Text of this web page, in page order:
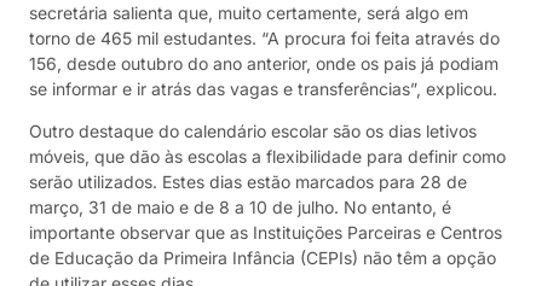
secretária salienta que, muito certamente, será algo em
torno de 465 mil estudantes. “A procura foi feita através do
156, desde outubro do ano anterior, onde os pais já podiam
se informar e ir atrás das vagas e transferências”, explicou.
Outro destaque do calendário escolar são os dias letivos
móveis, que dão às escolas a flexibilidade para definir como
serão utilizados. Estes dias estão marcados para 28 de
março, 31 de maio e de 8 a 10 de julho. No entanto, é
importante observar que as Instituições Parceiras e Centros
de Educação da Primeira Infância (CEPIs) não têm a opção